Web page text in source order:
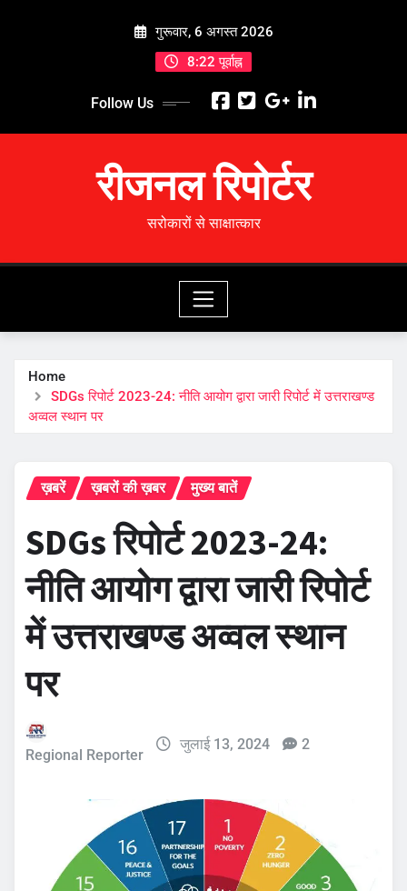
गुरूवार, 6 अगस्त 2026
8:22 पूर्वाह्न
Follow Us
रीजनल रिपोर्टर
सरोकारों से साक्षात्कार
Home
SDGs रिपोर्ट 2023-24: नीति आयोग द्वारा जारी रिपोर्ट में उत्तराखण्ड
अव्वल स्थान पर
ख़बरें ख़बरों की ख़बर मुख्य बातें
SDGs रिपोर्ट 2023-24:
नीति आयोग द्वारा जारी रिपोर्ट
में उत्तराखण्ड अव्वल स्थान
पर
Regional Reporter
जुलाई 13, 2024 2